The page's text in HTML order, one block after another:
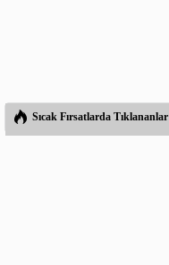
Sıcak Fırsatlarda Tıklananlar